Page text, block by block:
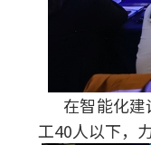
在智能化
工40人以下，